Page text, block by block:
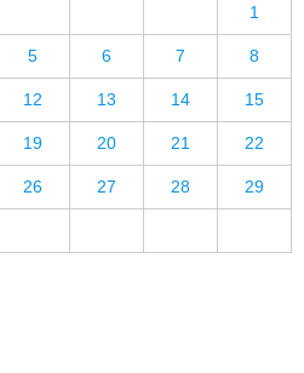
1
5 6 7 8
12 13 14 15
19 20 21 22
26 27 28 29